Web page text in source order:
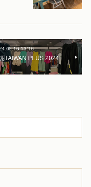
13:16
TAIWAN PLUS 2024